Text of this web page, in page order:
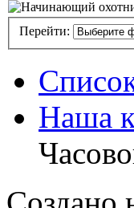
Перейти:
Наша